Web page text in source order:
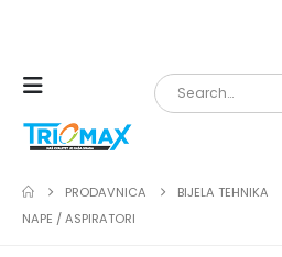
PRODAVNICA BIJELA TEHNIKA
NAPE / ASPIRATORI